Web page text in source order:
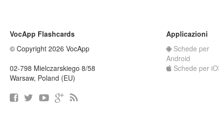
VocApp Flashcards
© Copyright 2026 VocApp
02-798 Mielczarskiego 8/58
Warsaw, Poland (EU)
Applicazioni
Schede per
Android
Schede per